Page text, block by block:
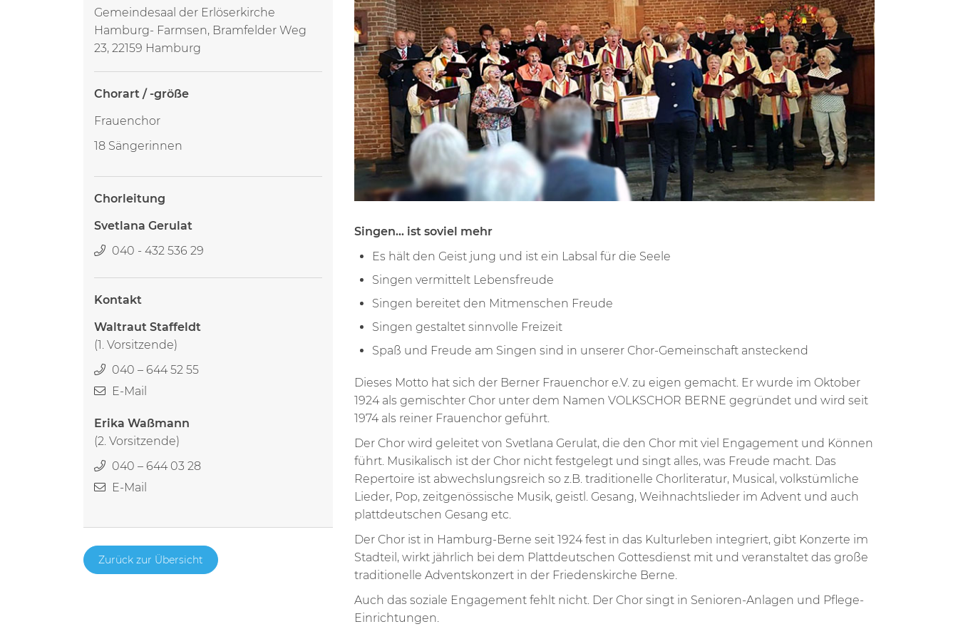
Singen… ist soviel mehr
Es hält den Geist jung und ist ein Labsal für die Seele
Singen vermittelt Lebensfreude
Singen bereitet den Mitmenschen Freude
Singen gestaltet sinnvolle Freizeit
Spaß und Freude am Singen sind in unserer Chor-Gemeinschaft ansteckend
Dieses Motto hat sich der Berner Frauenchor e.V. zu eigen gemacht. Er wurde im Oktober
1924 als gemischter Chor unter dem Namen VOLKSCHOR BERNE gegründet und wird seit
1974 als reiner Frauenchor geführt.
Der Chor wird geleitet von Svetlana Gerulat, die den Chor mit viel Engagement und Können
führt. Musikalisch ist der Chor nicht festgelegt und singt alles, was Freude macht. Das
Repertoire ist abwechslungsreich so z.B. traditionelle Chorliteratur, Musical, volkstümliche
Lieder, Pop, zeitgenössische Musik, geistl. Gesang, Weihnachtslieder im Advent und auch
plattdeutschen Gesang etc.
Der Chor ist in Hamburg-Berne seit 1924 fest in das Kulturleben integriert, gibt Konzerte im
Stadteil, wirkt jährlich bei dem Plattdeutschen Gottesdienst mit und veranstaltet das große
traditionelle Adventskonzert in der Friedenskirche Berne.
Auch das soziale Engagement fehlt nicht. Der Chor singt in Senioren-Anlagen und Pflege-
Einrichtungen.
Gemeindesaal der Erlöserkirche
Hamburg- Farmsen, Bramfelder Weg
23, 22159 Hamburg
Chorart / -größe
Frauenchor
18 Sängerinnen
Chorleitung
Svetlana Gerulat
040 - 432 536 29
Kontakt
Waltraut Staffeldt
(1. Vorsitzende)
040 – 644 52 55
E-Mail
Erika Waßmann
(2. Vorsitzende)
040 – 644 03 28
E-Mail
Zurück zur Übersicht